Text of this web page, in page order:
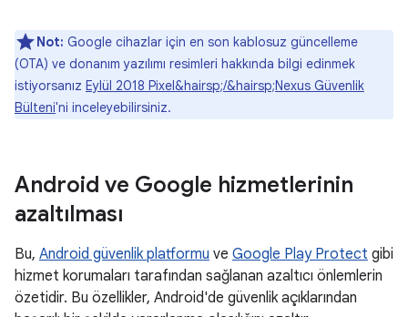
Not: Google cihazlar için en son kablosuz güncelleme
(OTA) ve donanım yazılımı resimleri hakkında bilgi edinmek
istiyorsanız Eylül 2018 Pixel&hairsp;/&hairsp;Nexus Güvenlik
Bülteni'ni inceleyebilirsiniz.
Android ve Google hizmetlerinin
azaltılması
Bu, Android güvenlik platformu ve Google Play Protect gibi
hizmet korumaları tarafından sağlanan azaltıcı önlemlerin
özetidir. Bu özellikler, Android'de güvenlik açıklarından